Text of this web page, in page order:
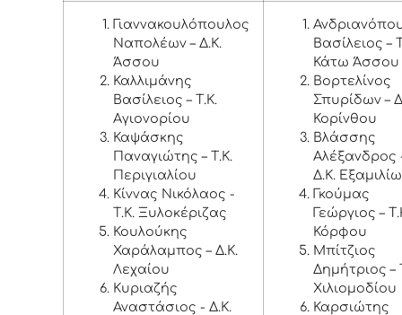
Γιαννακουλόπουλος
Ναπολέων – Δ.Κ.
Άσσου
Καλλιμάνης
Βασίλειος – Τ.Κ.
Αγιονορίου
Καψάσκης
Παναγιώτης – Τ.Κ.
Περιγιαλίου
Κίννας Νικόλαος -
Τ.Κ. Ξυλοκέριζας
Κουλούκης
Χαράλαμπος – Δ.Κ.
Λεχαίου
Κυριαζής
Αναστάσιος - Δ.Κ.
Βασίλειος –
Κάτω Άσσου
Βορτελίνος
Σπυρίδων –
Κορίνθου
Βλάσσης
Αλέξανδρος
Δ.Κ.
Γκούμας
Γεώργιος –
Κόρφου
Μπίτζιος
Δημήτριος –
Χιλιομοδίου
Καρσιώτης